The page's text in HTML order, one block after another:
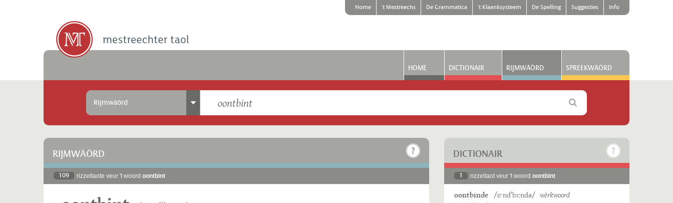
Home 't Mestreechs De Grammatica 't Klaanksysteem De Spelling Suggesties Info
HOME DICTIONAIR RIJMWÄÖRD SPREEKWÄÖRD
Rijmwäörd
RIJMWÄÖRD
109 rizzeltaote veur 't woord oontbint
DICTIONAIR
1 rizzeltaot veur 't woord oontbint
oontbinde /ʊˑndˈbɪːndə/ wèrkwoord